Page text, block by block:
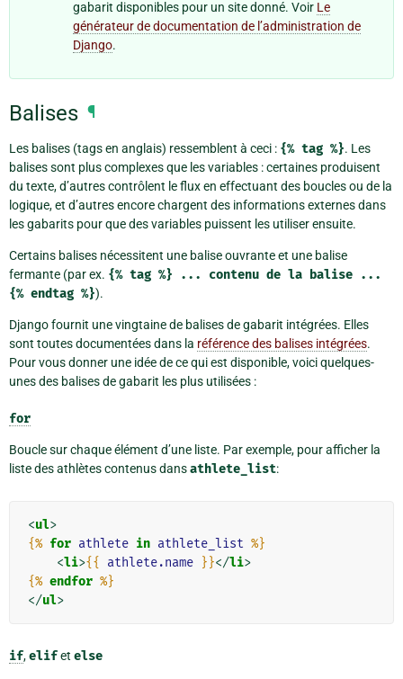
gabarit disponibles pour un site donné. Voir Le
générateur de documentation de l’administration de
Django.
Balises ¶
Les balises (tags en anglais) ressemblent à ceci : {% tag %}. Les
balises sont plus complexes que les variables : certaines produisent
du texte, d’autres contrôlent le flux en effectuant des boucles ou de la
logique, et d’autres encore chargent des informations externes dans
les gabarits pour que des variables puissent les utiliser ensuite.
Certains balises nécessitent une balise ouvrante et une balise
fermante (par ex. {% tag %} ... contenu de la balise ...
{% endtag %}).
Django fournit une vingtaine de balises de gabarit intégrées. Elles
sont toutes documentées dans la référence des balises intégrées.
Pour vous donner une idée de ce qui est disponible, voici quelques-
unes des balises de gabarit les plus utilisées :
for
Boucle sur chaque élément d’une liste. Par exemple, pour afficher la
liste des athlètes contenus dansathlete_list:
<ul>
{% for athlete in athlete_list %}
<li>{{ athlete.name }}</li>
{% endfor %}
</ul>
if,elifet else